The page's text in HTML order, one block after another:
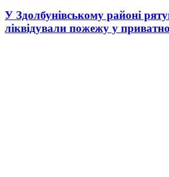
У Здолбунівському районі
ліквідували пожежу у